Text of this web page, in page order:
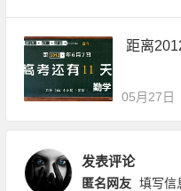
距离
05月27日
发表评论
匿名网友 填写信